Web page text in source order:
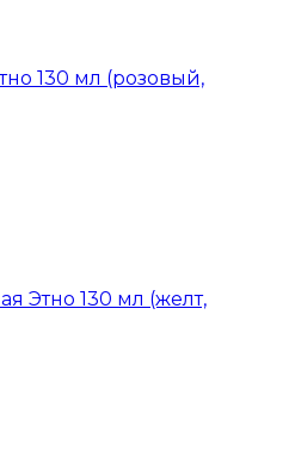
130 мл (розовый,